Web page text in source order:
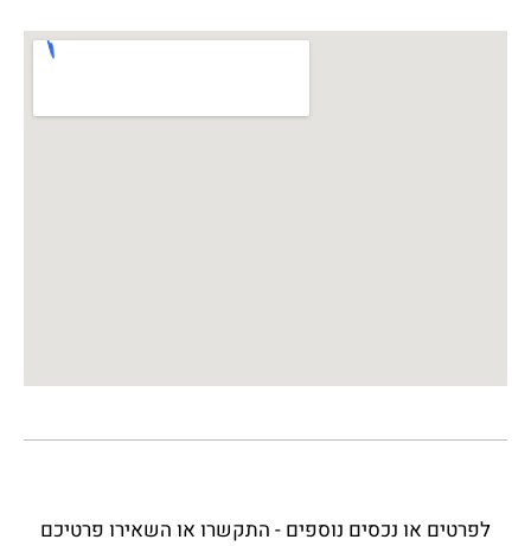
לפרטים או נכסים נוספים - התקשרו או השאירו פרטיכם